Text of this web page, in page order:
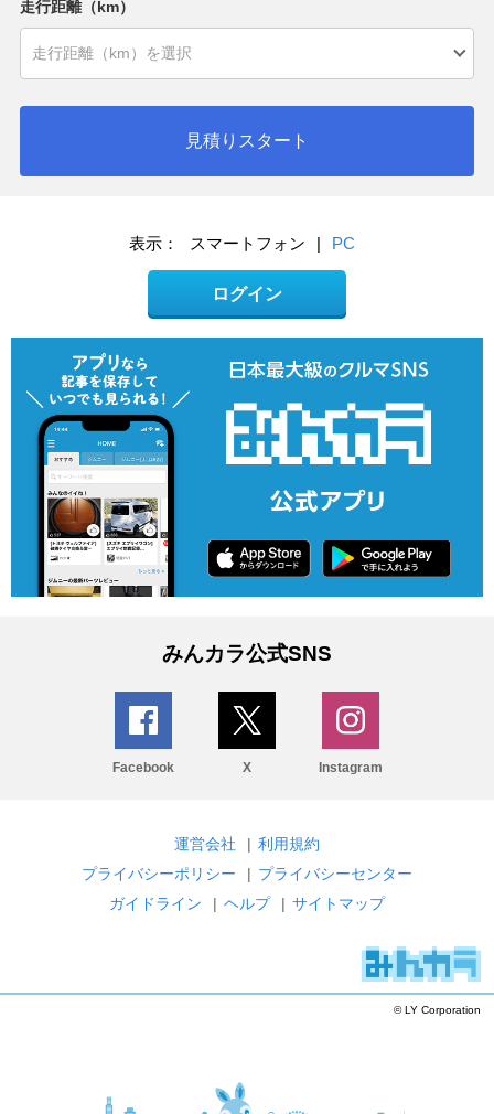
走行距離（km）
見積りスタート
表示： スマートフォン | PC
ログイン
みんカラ公式SNS
Facebook X Instagram
運営会社 | 利用規約
プライバシーポリシー
| プライバシーセンター
ガイドライン
| ヘルプ | サイトマップ
© LY Corporation